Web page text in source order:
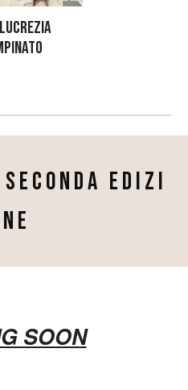
S E C O N D A E D I Z I
E
SOON